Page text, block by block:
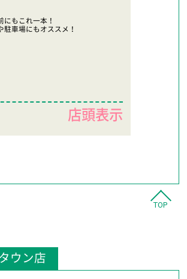
にもこれ一本！
駐車場にもオススメ！
店頭表示
TOP
ウン店